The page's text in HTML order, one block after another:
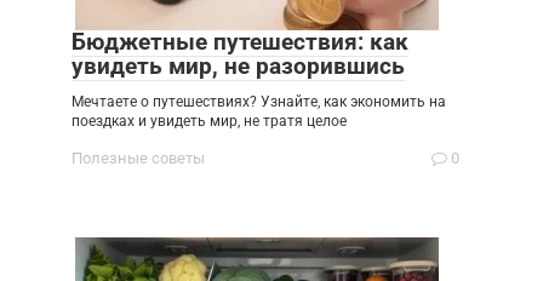
Бюджетные путешествия: как
увидеть мир, не разорившись
Мечтаете о путешествиях? Узнайте, как экономить на
поездках и увидеть мир, не тратя целое
Полезные советы 0